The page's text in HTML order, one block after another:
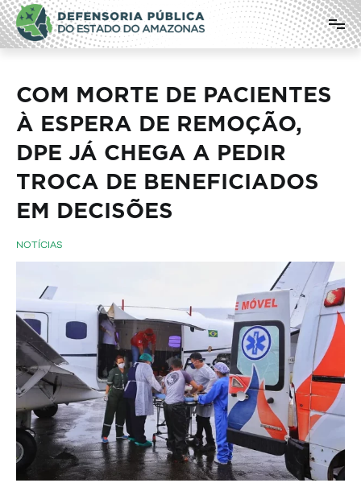
Pular
para
o
conteúdo
Defensoria Pública do Estado do
Amazonas
COM MORTE DE PACIENTES
À ESPERA DE REMOÇÃO,
DPE JÁ CHEGA A PEDIR
TROCA DE BENEFICIADOS
EM DECISÕES
NOTÍCIAS